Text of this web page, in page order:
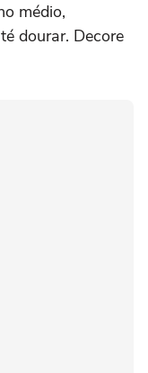
médio,
dourar. Decore